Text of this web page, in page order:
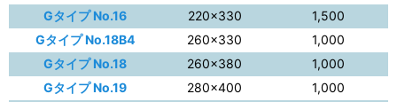
Gタイプ No.16
220×330
1,500
Gタイプ No.18B4
260×330
1,000
Gタイプ No.18
260×380
1,000
Gタイプ No.19
280×400
1,000